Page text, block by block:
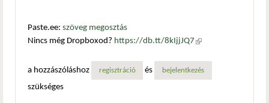
Paste.ee: szöveg megosztás
Nincs még Dropboxod? https://db.tt/8kIjjJQ7 (külső
a hozzászóláshoz
regisztráció és bejelentkezés
szükséges